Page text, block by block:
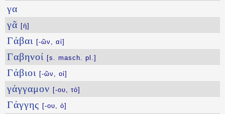
γα
γᾶ [ἡ]
Γάβαι [-ῶν, αἱ]
Γαβηνοί [s. masch. pl.]
Γάβιοι [-ῶν, οἱ]
γάγγαμον [-ου, τό]
Γάγγης [-ου, ὁ]